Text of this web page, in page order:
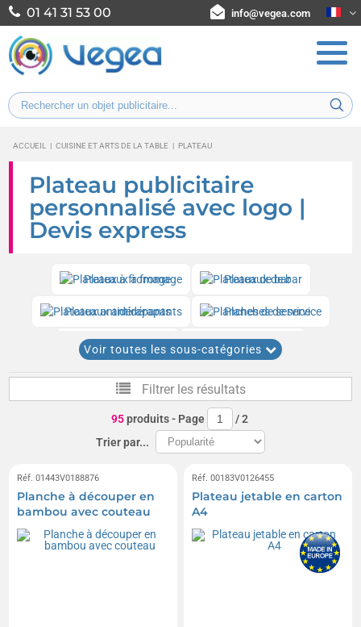
01 41 31 53 00 info@vegea.com
ACCUEIL | CUISINE ET ARTS DE LA TABLE | PLATEAU
Plateau publicitaire
personnalisé avec logo |
Devis express
Plateaux à fromage Plateaux de bar
Plateaux antidérapants Planches de service
Plateaux en bois Planches à pizza
Voir toutes les sous-catégories
Filtrer les résultats
95produits- Page /2
Trier par...
Réf. 01443V0188876
Planche à découper en
bambou avec couteau
Réf. 00183V0126455
Plateau jetable en carton
A4